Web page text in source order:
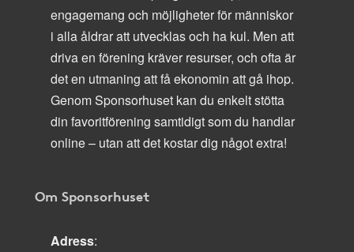
engagemang och möjligheter för människor
i alla åldrar att utvecklas och ha kul. Men att
driva en förening kräver resurser, och ofta är
det en utmaning att få ekonomin att gå ihop.
Genom Sponsorhuset kan du enkelt stötta
din favoritförening samtidigt som du handlar
online – utan att det kostar dig något extra!
Om Sponsorhuset
Adress: